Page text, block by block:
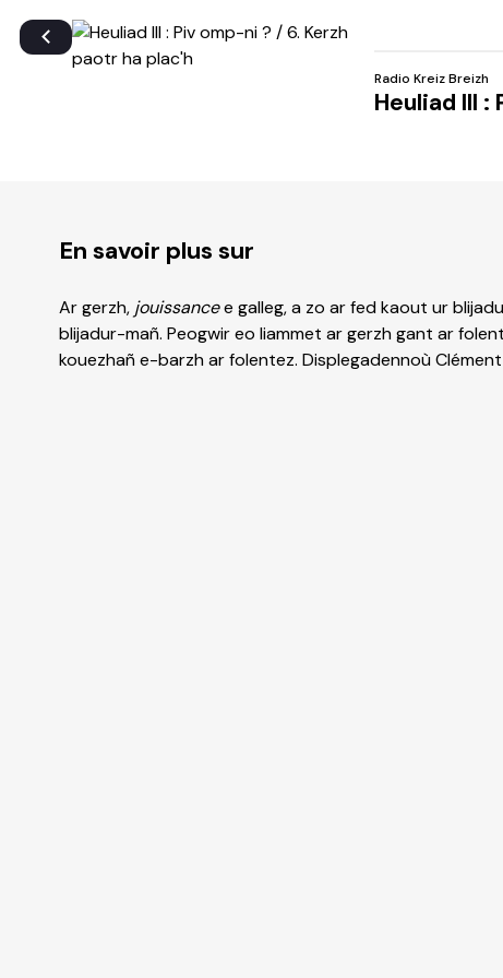
Radio Kreiz Breizh
Heuliad III
En savoir plus sur
Ar gerzh, jouissancee galleg, a zo ar fed kaout ur
blijadur-mañ. Peogwir eo liammet ar gerzh gant ar
kouezhañ e-barzh ar folentez. Displegadennoù